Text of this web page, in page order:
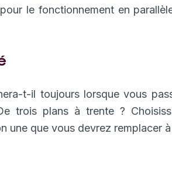
le fonctionnement en
t-il toujours lorsque vous
trois plans à trente ?
une que vous devrez remplacer